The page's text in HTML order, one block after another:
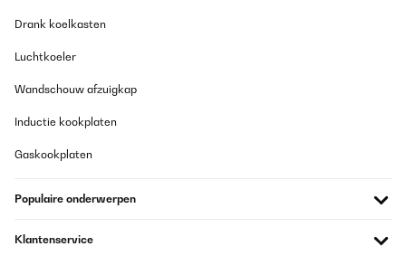
Amazon-Benutzer
muss ein neuer Stopel bestellt werden. Da die Kinder die Flasche
Amazon-Benutzer
Drank koelkasten
Luchtkoeler
Wandschouw afzuigkap
Inductie kookplaten
Gaskookplaten
Populaire onderwerpen
Klantenservice